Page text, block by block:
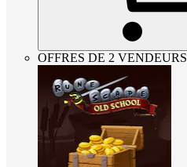
OFFRES DE 2 VENDEURS